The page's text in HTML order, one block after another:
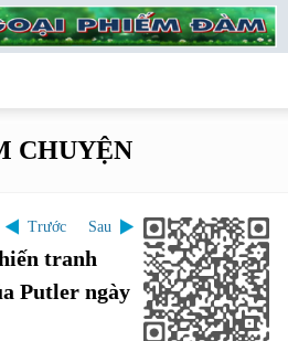
CHUYỆN
Trước Sau
tranh
Putler ngày